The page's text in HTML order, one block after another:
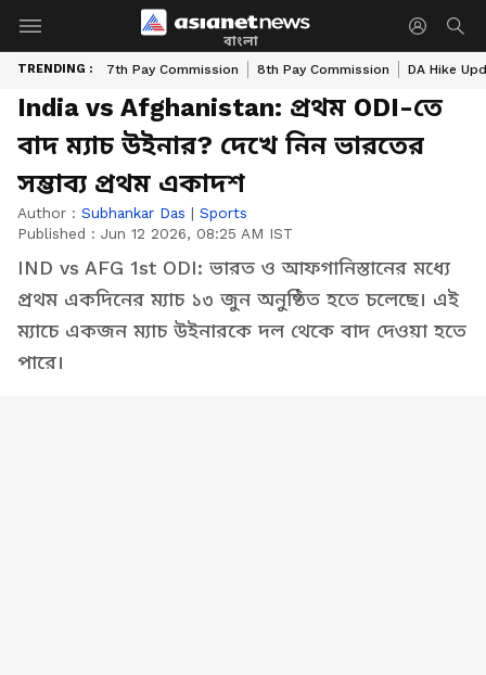
বাংলা
TRENDING : 7th Pay Commission 8th Pay Commission DA Hike
India vs Afghanistan: প্রথম ODI-তে
বাদ ম্যাচ উইনার? দেখে নিন ভারতের
সম্ভাব্য প্রথম একাদশ
Author : Subhankar Das | Sports
Published : Jun 12 2026, 08:25 AM IST
IND vs AFG 1st ODI: ভারত ও আফগানিস্তানের মধ্যে
প্রথম একদিনের ম্যাচ ১৩ জুন অনুষ্ঠিত হতে চলেছে। এই
ম্যাচে একজন ম্যাচ উইনারকে দল থেকে বাদ দেওয়া হতে
পারে।